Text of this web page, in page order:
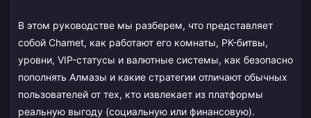
В этом руководстве мы разберем, что представляет
собой Chamet, как работают его комнаты, PK-битвы,
уровни, VIP-статусы и валютные системы, как безопасно
пополнять Алмазы и какие стратегии отличают обычных
пользователей от тех, кто извлекает из платформы
реальную выгоду (социальную или финансовую).